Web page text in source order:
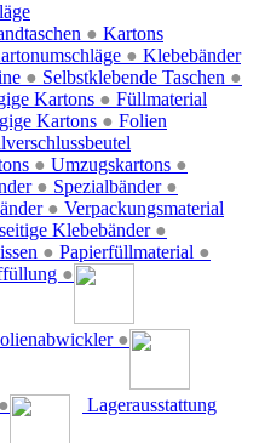
●
●
● Selbstklebende Taschen ●
Kartons
Kartons ●
Kartons ●
● Umzugskartons ●
Klebebänder
● Spezialbänder ●
●
Klebebänder ●
Füllmaterial
● Papierfüllmaterial ●
●
Folien
●
●
Verpackungsmaterial
Lagerausstattung